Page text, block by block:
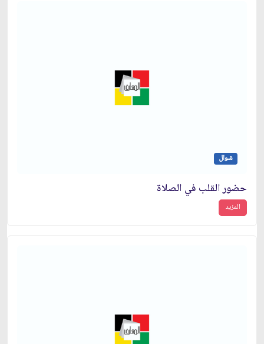
شوال
حضور القلب في الصلاة
المزيد